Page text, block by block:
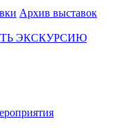
Архив выставок
ЭКСКУРСИЮ